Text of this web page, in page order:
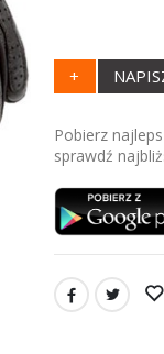
+
Pobierz
sprawdź
UDOSTĘPNIJ: